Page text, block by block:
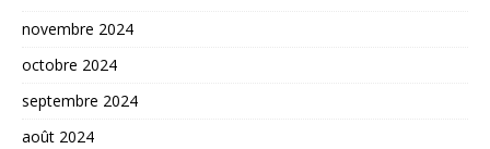
novembre 2024
octobre 2024
septembre 2024
août 2024